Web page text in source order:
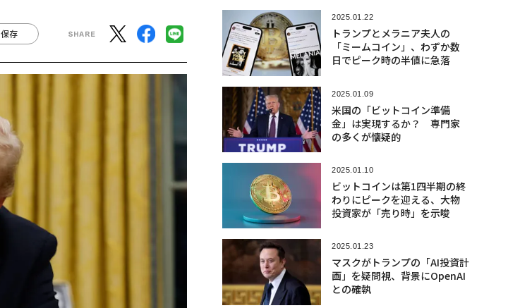
存
2025.01.22
トランプとメラニア夫人の
「ミームコイン」、わずか数
日でピーク時の半値に急落
2025.01.09
米国の「ビットコイン準備
金」は実現するか？ 専門家
の多くが懐疑的
2025.01.10
ビットコインは第1四半期の終
わりにピークを迎える、大物
投資家が「売り時」を示唆
2025.01.23
マスクがトランプの「AI投資計
画」を疑問視、背景にOpenAI
との確執